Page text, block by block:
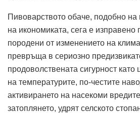
Пивоварството обаче, подобно на
на икономиката, сега е изправено
породени от изменението на
превръща в сериозно
продоволствената сигурност
на температурите, по-честите
активирането на насекоми
затоплянето, удрят селското